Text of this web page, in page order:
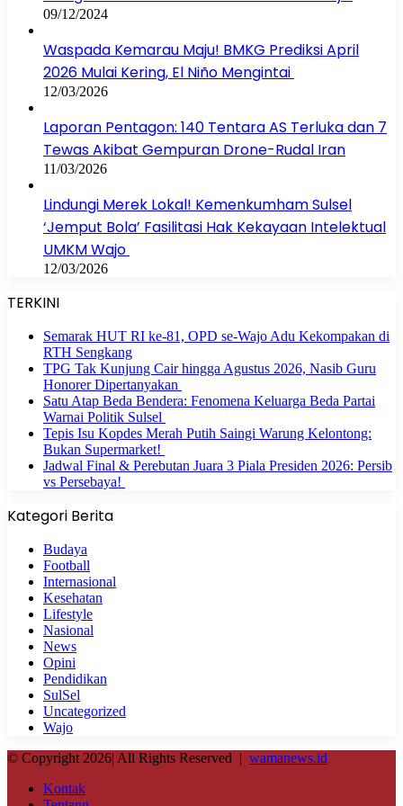
09/12/2024
Waspada Kemarau Maju! BMKG Prediksi April
2026 Mulai Kering, El Niño Mengintai
12/03/2026
Laporan Pentagon: 140 Tentara AS Terluka dan 7
Tewas Akibat Gempuran Drone-Rudal Iran
11/03/2026
Lindungi Merek Lokal! Kemenkumham Sulsel
‘Jemput Bola’ Fasilitasi Hak Kekayaan Intelektual
UMKM Wajo
12/03/2026
TERKINI
Semarak HUT RI ke-81, OPD se-Wajo Adu Kekompakan di
RTH Sengkang
TPG Tak Kunjung Cair hingga Agustus 2026, Nasib Guru
Honorer Dipertanyakan
Satu Atap Beda Bendera: Fenomena Keluarga Beda Partai
Warnai Politik Sulsel
Tepis Isu Kopdes Merah Putih Saingi Warung Kelontong:
Bukan Supermarket!
Jadwal Final & Perebutan Juara 3 Piala Presiden 2026: Persib
vs Persebaya!
Kategori Berita
Budaya
Football
Internasional
Kesehatan
Lifestyle
Nasional
News
Opini
Pendidikan
SulSel
Uncategorized
Wajo
© Copyright 2026| All Rights Reserved | wamanews.id
Kontak